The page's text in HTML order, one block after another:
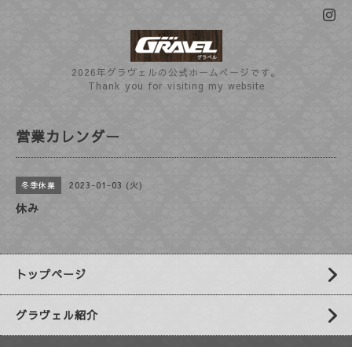
2026年グラヴェルの公式ホームぺージです。
Thank you for visiting my website
営業カレンダー
冬季休業 2023-01-03 (火)
休み
トップページ
グラヴェル紹介